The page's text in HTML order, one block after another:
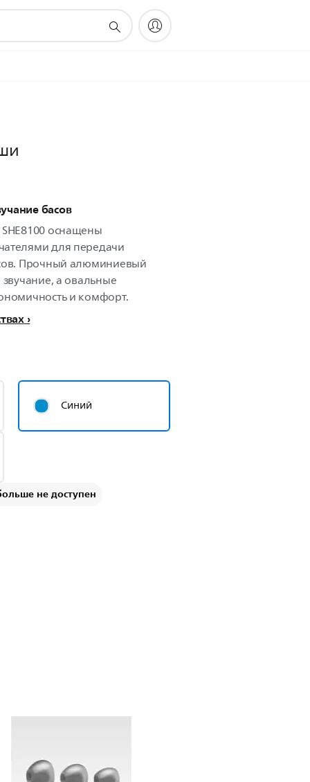
басов
оснащены
для передачи
Прочный алюминиевый
а овальные
и комфорт.
Синий
не доступен